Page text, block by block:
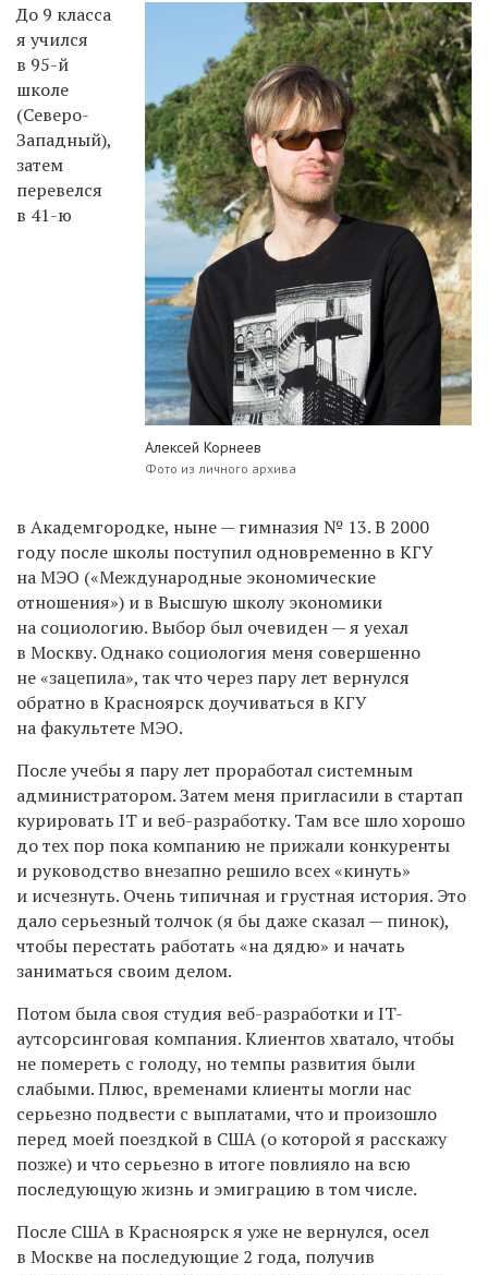
Алексей Корнеев
Фото из личного архива
До 9 класса
я учился
в 95-й
школе
(Северо-
Западный),
затем
перевелся
в 41-ю
в Академгородке, ныне — гимназия № 13. В 2000
году после школы поступил одновременно в КГУ
на МЭО («Международные экономические
отношения») и в Высшую школу экономики
на социологию. Выбор был очевиден — я уехал
в Москву. Однако социология меня совершенно
не «зацепила», так что через пару лет вернулся
обратно в Красноярск доучиваться в КГУ
на факультете МЭО.
После учебы я пару лет проработал системным
администратором. Затем меня пригласили в стартап
курировать IT и веб-разработку. Там все шло хорошо
до тех пор пока компанию не прижали конкуренты
и руководство внезапно решило всех «кинуть»
и исчезнуть. Очень типичная и грустная история. Это
дало серьезный толчок (я бы даже сказал — пинок),
чтобы перестать работать «на дядю» и начать
заниматься своим делом.
Потом была своя студия веб-разработки и IT-
аутсорсинговая компания. Клиентов хватало, чтобы
не помереть с голоду, но темпы развития были
слабыми. Плюс, временами клиенты могли нас
серьезно подвести с выплатами, что и произошло
перед моей поездкой в США (о которой я расскажу
позже) и что серьезно в итоге повлияло на всю
последующую жизнь и эмиграцию в том числе.
После США в Красноярск я уже не вернулся, осел
в Москве на последующие 2 года, получив